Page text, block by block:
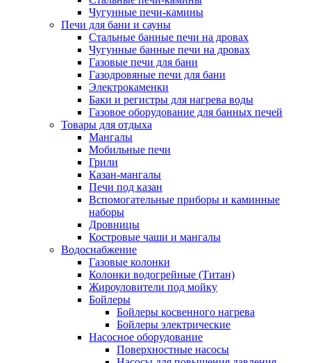
Чугунные печи-камины
Печи для бани и сауны
Стальные банные печи на дровах
Чугунные банные печи на дровах
Газовые печи для бани
Газодровяные печи для бани
Электрокаменки
Баки и регистры для нагрева воды
Газовое оборудование для банных печей
Товары для отдыха
Мангалы
Мобильные печи
Грили
Казан-мангалы
Печи под казан
Вспомогательные приборы и каминные
наборы
Дровницы
Костровые чаши и мангалы
Водоснабжение
Газовые колонки
Колонки водогрейные (Титан)
Жироуловители под мойку
Бойлеры
Бойлеры косвенного нагрева
Бойлеры электрические
Насосное оборудование
Поверхностные насосы